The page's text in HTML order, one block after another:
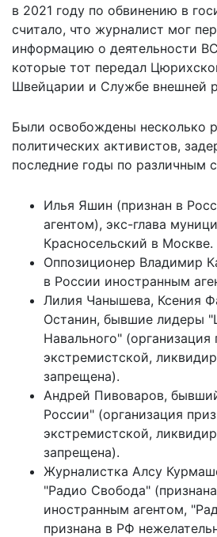
в 2021 году по обвинению в
считало, что журналист мог
информацию о деятельности
которые тот передал
Швейцарии и Службе внешней
Были освобождены несколько
политических активистов,
последние годы по различным
Илья Яшин (признан в
агентом), экс-глава
Красносельский в Москве.
Оппозиционер Владимир
в России иностранным
Лилия Чанышева, Ксения
Останин, бывшие лидеры
Навального" (организация
экстремистской,
запрещена).
Андрей Пивоваров,
России" (организация
экстремистской,
запрещена).
Журналистка Алсу
"Радио Свобода"
иностранным агентом,
признана в РФ